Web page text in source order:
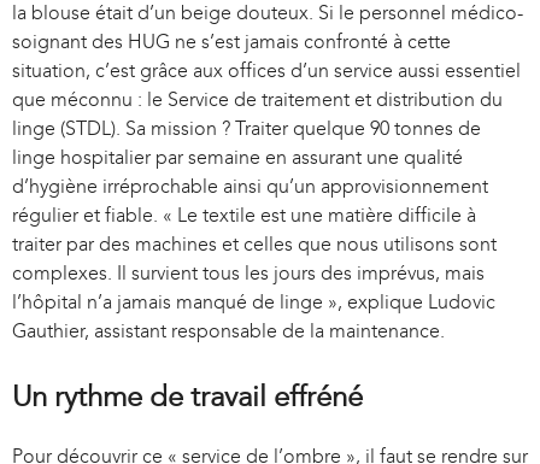
la blouse était d’un beige douteux. Si le personnel médico-
soignant des HUG ne s’est jamais confronté à cette
situation, c’est grâce aux offices d’un service aussi essentiel
que méconnu : le Service de traitement et distribution du
linge (STDL). Sa mission ? Traiter quelque 90 tonnes de
linge hospitalier par semaine en assurant une qualité
d’hygiène irréprochable ainsi qu’un approvisionnement
régulier et fiable. « Le textile est une matière difficile à
traiter par des machines et celles que nous utilisons sont
complexes. Il survient tous les jours des imprévus, mais
l’hôpital n’a jamais manqué de linge », explique Ludovic
Gauthier, assistant responsable de la maintenance.
Un rythme de travail effréné
Pour découvrir ce « service de l’ombre », il faut se rendre sur